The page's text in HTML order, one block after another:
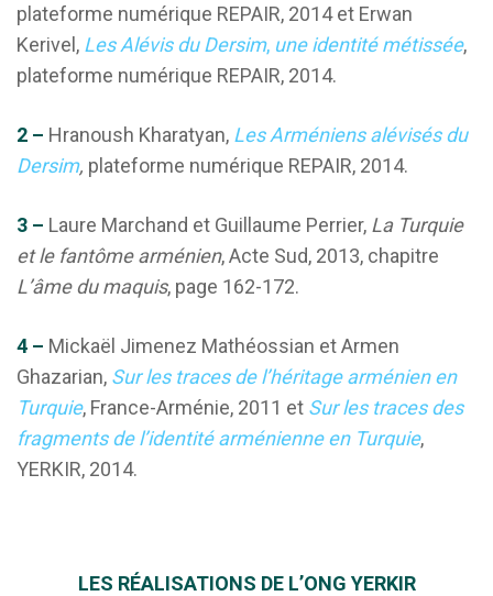
plateforme numérique REPAIR, 2014 et Erwan
Kerivel, Les Alévis du Dersim, une identité métissée,
plateforme numérique REPAIR, 2014.
2 – Hranoush Kharatyan, Les Arméniens alévisés du
Dersim, plateforme numérique REPAIR, 2014.
3 – Laure Marchand et Guillaume Perrier, La Turquie
et le fantôme arménien, Acte Sud, 2013, chapitre
L’âme du maquis, page 162-172.
4 – Mickaël Jimenez Mathéossian et Armen
Ghazarian, Sur les traces de l’héritage arménien en
Turquie, France-Arménie, 2011 et Sur les traces des
fragments de l’identité arménienne en Turquie,
YERKIR, 2014.
LES RÉALISATIONS DE L’ONG YERKIR